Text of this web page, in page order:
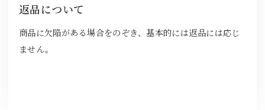
返品について
商品に欠陥がある場合をのぞき、基本的には返品には応じ
ません。